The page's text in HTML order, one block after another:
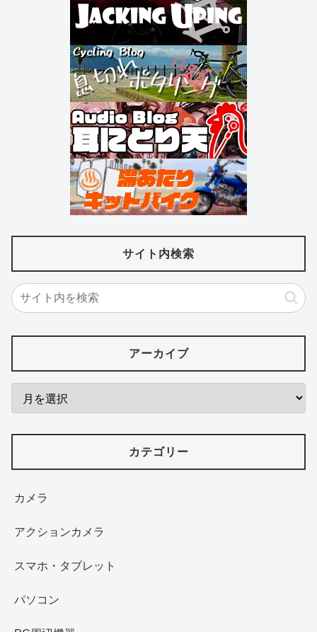
サイト内検索
アーカイブ
カテゴリー
カメラ
アクションカメラ
スマホ・タブレット
パソコン